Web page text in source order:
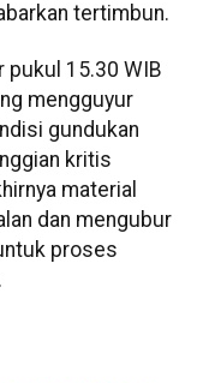
tertimbun.
pukul 15.30 WIB
mengguyur
gundukan
kritis
material
dan mengubur
proses